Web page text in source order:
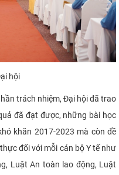
hội
trách nhiệm, Đại hội đã trao
đã đạt được, những bài học
khăn 2017-2023 mà còn đề
đối với mỗi cán bộ Y tế như
Luật An toàn lao động, Luật